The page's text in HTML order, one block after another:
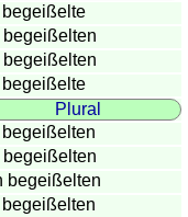
begeißelten
begeißelten
Plural
begeißelten
begeißelten